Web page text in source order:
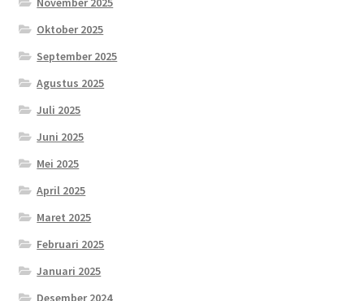
Oktober 2025
September 2025
Agustus 2025
Juli 2025
Juni 2025
Mei 2025
April 2025
Maret 2025
Februari 2025
Januari 2025
Desember 2024